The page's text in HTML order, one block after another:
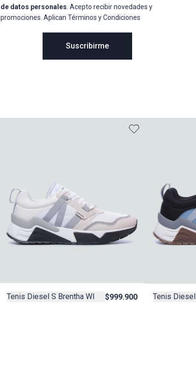
de datos personales . Acepto recibir novedades y
promociones. Aplican Términos y Condiciones
Suscribirme
Tenis Diesel S Brentha Wl $999.900 Tenis